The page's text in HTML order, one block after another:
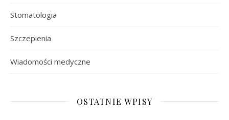
Stomatologia
Szczepienia
Wiadomości medyczne
OSTATNIE WPISY